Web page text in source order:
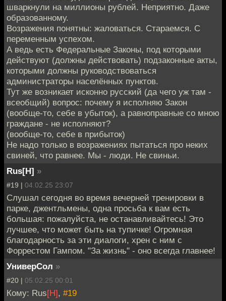
шваркнули на миллионы рублей. Неприятно. Даже
образованному.
Возражения понятны: жаловаться. Стараемся. С
переменным успехом.
А ведь есть Федеральные Законы, под которыми
действуют (должны действовать) подзаконные акты,
которыми должны руководствоваться
администраторы населённых пунктов.
Тут же возникает исконно русский (да чего уж там -
всеобщий) вопрос: почему я исполняю Закон
(вообще-то, себе в убыток), а равноправные со мною
граждане - не исполняют?
(вообще-то, себе в прибыток)
Не надо только в возражениях пытаться про неких
свиней, что равнее. Мы - люди. Не свиньи.
Rus[H] »
#19 | 04.02.25 23:07
Слушал сегодня во время вечерней тренировки в
парке, джентльмены, одна просьба к вам есть
большая: пожалуйста, не останавливайтесь! Это
лучшее, что может быть на тупичке! Огромная
благодарность за эти диалоги, хрен с ним с
Форрестом Гампом. "За жизнь" - оно всегда главнее!
УниверСол »
#20 | 05.02.25 00:01
Кому: Rus[H], #19